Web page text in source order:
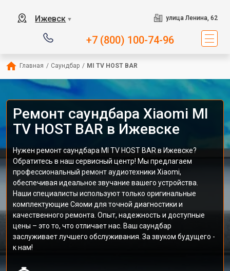
Ижевск ▼ улица Ленина, 62
+7 (800) 100-74-96
Главная / Саундбар / MI TV HOST BAR
Ремонт саундбара Xiaomi MI
TV HOST BAR в Ижевске
Нужен ремонт саундбара MI TV HOST BAR в Ижевске?
Обратитесь в наш сервисный центр! Мы предлагаем
профессиональный ремонт аудиотехники Xiaomi,
обеспечивая идеальное звучание вашего устройства.
Наши специалисты используют только оригинальные
комплектующие Сяоми для точной диагностики и
качественного ремонта. Опыт, надежность и доступные
цены – это то, что отличает нас. Ваш саундбар
заслуживает лучшего обслуживания. За звуком будущего -
к нам!